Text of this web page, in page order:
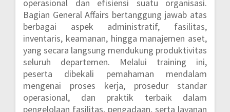
operasional dan efisiensi suatu organisasi.
Bagian General Affairs bertanggung jawab atas
berbagai aspek administratif, fasilitas,
inventaris, keamanan, hingga manajemen aset,
yang secara langsung mendukung produktivitas
seluruh departemen. Melalui training ini,
peserta dibekali pemahaman mendalam
mengenai proses kerja, prosedur standar
operasional, dan praktik terbaik dalam
pengelolaan fasilitas, pengadaan, serta layanan